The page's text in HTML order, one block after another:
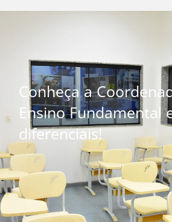
Conheça a
Ensino Fundamental
diferenciais!